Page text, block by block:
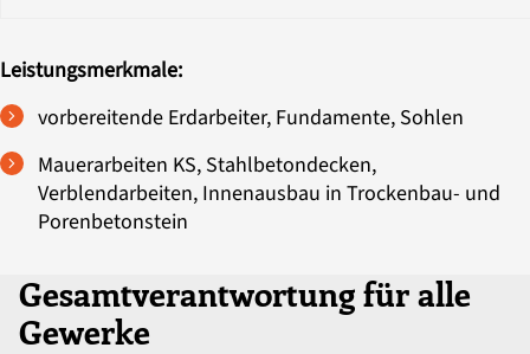
Leistungsmerkmale:
vorbereitende Erdarbeiter, Fundamente, Sohlen
Mauerarbeiten KS, Stahlbetondecken,
Verblendarbeiten, Innenausbau in Trockenbau- und
Porenbetonstein
Gesamtverantwortung für alle
Gewerke